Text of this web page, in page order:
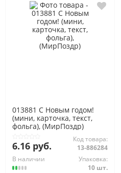
013881 С Новым годом!
(мини, карточка, текст,
фольга), (МирПоздр)
6.16 руб.
Код товара:
13-886284
В наличии
Упаковка:
10 шт.